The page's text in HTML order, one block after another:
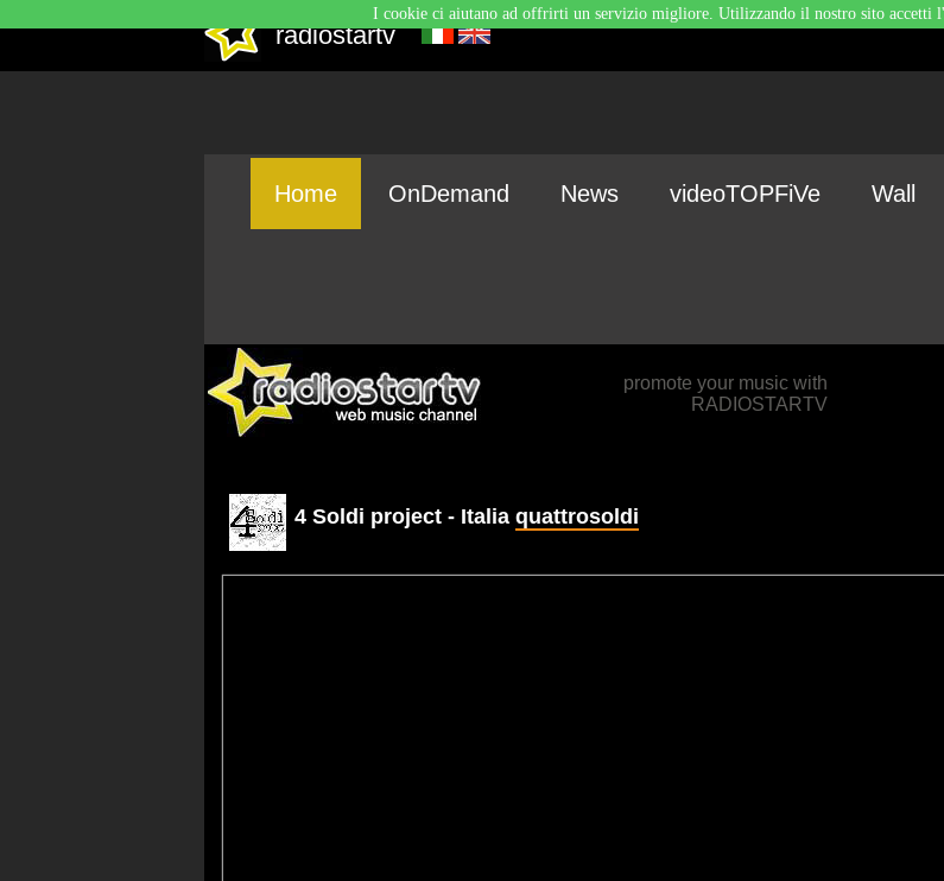
radiostartv
Home OnDemand News videoTOPFiVe Wall
promote your music with
RADIOSTARTV
4 Soldi project - Italia quattrosoldi
I cookie ci aiutano ad offrirti un servizio migliore. Utilizzando il nostro sito accetti